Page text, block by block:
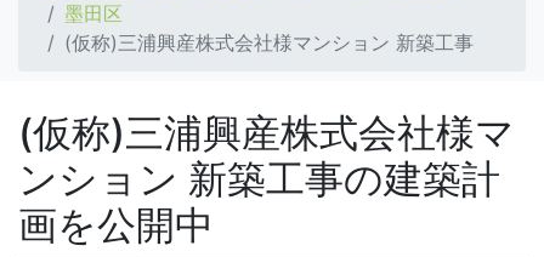
墨田区
(仮称)三浦興産株式会社様マンション 新築工事
(仮称)三浦興産株式会社様マ
ンション 新築工事の建築計
画を公開中